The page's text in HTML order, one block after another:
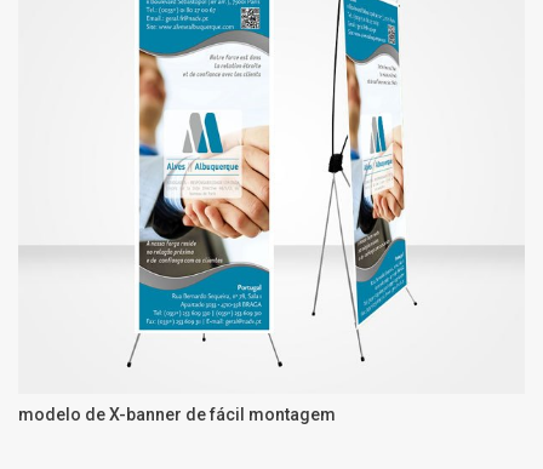
modelo de X-banner de fácil montagem